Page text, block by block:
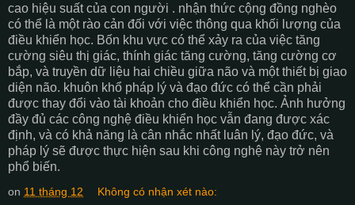
cao hiệu suất của con người . nhận thức cộng đồng nghèo
có thể là một rào cản đối với việc thông qua khối lượng của
điều khiển học. Bốn khu vực có thể xảy ra của việc tăng
cường siêu thị giác, thính giác tăng cường, tăng cường cơ
bắp, và truyền dữ liệu hai chiều giữa não và một thiết bị giao
diện não. khuôn khổ pháp lý và đạo đức có thể cần phải
được thay đổi vào tài khoản cho điều khiển học. Ảnh hưởng
đầy đủ các công nghệ điều khiển học vẫn đang được xác
định, và có khả năng là cân nhắc nhất luân lý, đạo đức, và
pháp lý sẽ được thực hiện sau khi công nghệ này trở nên
phổ biến.
on 11 tháng 12 Không có nhận xét nào: